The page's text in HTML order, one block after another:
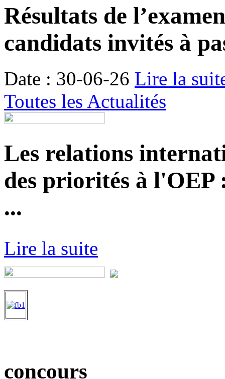
Résultats de
candidats invités à
Date : 30-06-26 Lire la
Toutes les Actualités
Les relations
des priorités à
...
Lire la suite
concours